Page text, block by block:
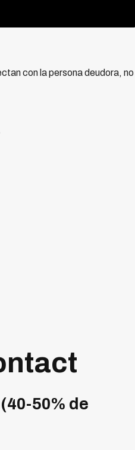
con la persona deudora, no
50% de